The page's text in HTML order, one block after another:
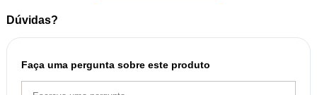
Dúvidas?
Faça uma pergunta sobre este produto